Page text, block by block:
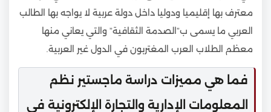
معترف بها إقليميا ودوليا داخل دولة عربية لا يواجه بها الطالب
العربي ما يسمى ب”الصدمة الثقافية” والتي يعاني منها
معظم الطلاب العرب المغتربون في الدول غير العربية.
فما هي مميزات دراسة ماجستير نظم
المعلومات الإدارية والتجارة الإلكترونية في